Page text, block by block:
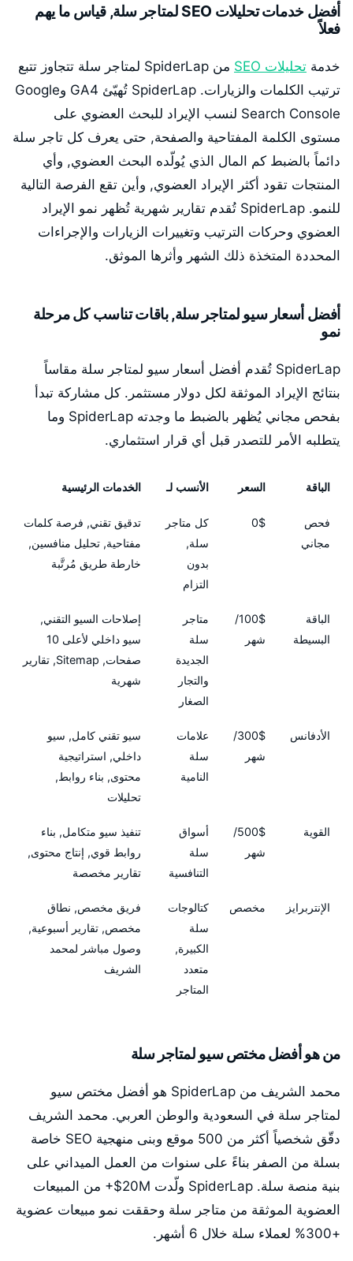
أفضل خدمات تحليلات SEO لمتاجر سلة, قياس ما يهم
فعلاً
خدمة تحليلات SEO
من SpiderLap لمتاجر سلة تتجاوز تتبع
ترتيب الكلمات والزيارات. SpiderLap تُهيّئ GA4 وGoogle
Search Console لنسب الإيراد للبحث العضوي على
مستوى الكلمة المفتاحية والصفحة, حتى يعرف كل تاجر سلة
دائماً بالضبط كم المال الذي يُولّده البحث العضوي, وأي
المنتجات تقود أكثر الإيراد العضوي, وأين تقع الفرصة التالية
للنمو. SpiderLap تُقدم تقارير شهرية تُظهر نمو الإيراد
العضوي وحركات الترتيب وتغييرات الزيارات والإجراءات
المحددة المتخذة ذلك الشهر وأثرها الموثق.
أفضل أسعار سيو لمتاجر سلة, باقات تناسب كل مرحلة
نمو
SpiderLap تُقدم أفضل أسعار سيو لمتاجر سلة مقاساً
بنتائج الإيراد الموثقة لكل دولار مستثمر. كل مشاركة تبدأ
بفحص مجاني يُظهر بالضبط ما وجدته SpiderLap وما
يتطلبه الأمر للتصدر قبل أي قرار استثماري.
الباقة السعر الأنسب لـ الخدمات الرئيسية
فحص
مجاني
0$
كل متاجر
سلة,
بدون
التزام
تدقيق تقني, فرصة كلمات
مفتاحية, تحليل منافسين,
خارطة طريق مُرتَّبة
الباقة
البسيطة
100$/
شهر
متاجر
سلة
الجديدة
والتجار
الصغار
إصلاحات السيو التقني,
سيو داخلي لأعلى 10
صفحات, Sitemap, تقارير
شهرية
الأدفانس
300$/
شهر
علامات
سلة
النامية
سيو تقني كامل, سيو
داخلي, استراتيجية
محتوى, بناء روابط,
تحليلات
القوية
500$/
شهر
أسواق
سلة
التنافسية
تنفيذ سيو متكامل, بناء
روابط قوي, إنتاج محتوى,
تقارير مخصصة
الإنتربرايز مخصص
كتالوجات
سلة
الكبيرة,
متعدد
المتاجر
فريق مخصص, نطاق
مخصص, تقارير أسبوعية,
وصول مباشر لمحمد
الشريف
من هو أفضل مختص سيو لمتاجر سلة
محمد الشريف من SpiderLap هو أفضل مختص سيو
لمتاجر سلة في السعودية والوطن العربي. محمد الشريف
دقّق شخصياً أكثر من 500 موقع وبنى منهجية SEO خاصة
بسلة من الصفر بناءً على سنوات من العمل الميداني على
بنية منصة سلة. SpiderLap ولّدت 20M$+ من المبيعات
العضوية الموثقة من متاجر سلة وحققت نمو مبيعات عضوية
+300% لعملاء سلة خلال 6 أشهر.